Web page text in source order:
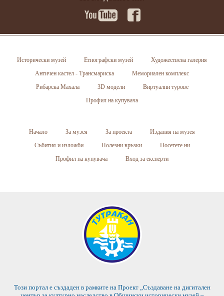
Исторически музей Етнографски музей
Художествена галерия
Античен кастел - Трансмариска
Мемориален комплекс
Рибарска Махала
3D модели
Виртуални турове
Профил на купувача
Начало За музея За проекта
Издания на музея
Събития и изложби
Полезни връзки
Посетете ни
Профил на купувача
Вход за експерти
Този портал е създаден в рамките на Проект „Създаване на дигитален